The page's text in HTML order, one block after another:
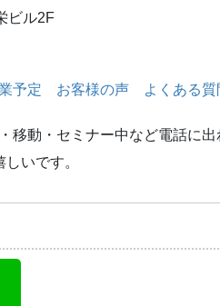
ビル2F
予定 お客様の声 よくある質
移動・セミナー中など電話に出
いです。